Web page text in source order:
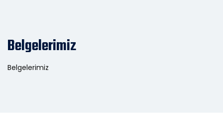
Belgelerimiz
Belgelerimiz